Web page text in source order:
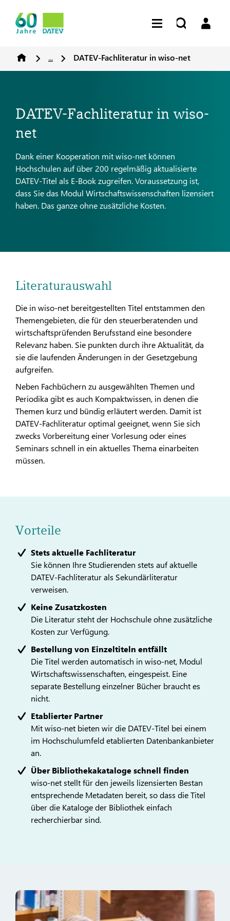
... DATEV-Fachliteratur in wiso-net
DATEV-Fachliteratur in wiso-
net
Dank einer Kooperation mit wiso-net können
Hochschulen auf über 200 regelmäßig aktualisierte
DATEV-Titel als E-Book zugreifen. Voraussetzung ist,
dass Sie das Modul Wirtschaftswissenschaften lizensiert
haben. Das ganze ohne zusätzliche Kosten.
Literaturauswahl
Die in wiso-net bereitgestellten Titel entstammen den
Themengebieten, die für den steuerberatenden und
wirtschaftsprüfenden Berufsstand eine besondere
Relevanz haben. Sie punkten durch ihre Aktualität, da
sie die laufenden Änderungen in der Gesetzgebung
aufgreifen.
Neben Fachbüchern zu ausgewählten Themen und
Periodika gibt es auch Kompaktwissen, in denen die
Themen kurz und bündig erläutert werden. Damit ist
DATEV-Fachliteratur optimal geeignet, wenn Sie sich
zwecks Vorbereitung einer Vorlesung oder eines
Seminars schnell in ein aktuelles Thema einarbeiten
müssen.
Vorteile
Stets aktuelle Fachliteratur
Sie können Ihre Studierenden stets auf aktuelle
DATEV-Fachliteratur als Sekundärliteratur
verweisen.
Keine Zusatzkosten
Die Literatur steht der Hochschule ohne zusätzliche
Kosten zur Verfügung.
Bestellung von Einzeltiteln entfällt
Die Titel werden automatisch in wiso-net, Modul
Wirtschaftswissenschaften, eingespeist. Eine
separate Bestellung einzelner Bücher braucht es
nicht.
Etablierter Partner
Mit wiso-net bieten wir die DATEV-Titel bei einem
im Hochschulumfeld etablierten Datenbankanbieter
an.
Über Bibliothekakataloge schnell finden
wiso-net stellt für den jeweils lizensierten Bestan
entsprechende Metadaten bereit, so dass die Titel
über die Kataloge der Bibliothek einfach
recherchierbar sind.